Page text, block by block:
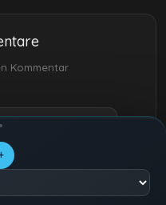
Kommentar